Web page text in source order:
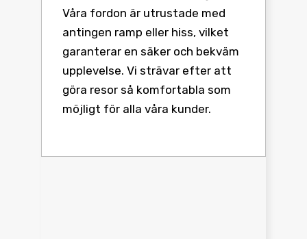
Våra fordon är utrustade med
antingen ramp eller hiss, vilket
garanterar en säker och bekväm
upplevelse. Vi strävar efter att
göra resor så komfortabla som
möjligt för alla våra kunder.